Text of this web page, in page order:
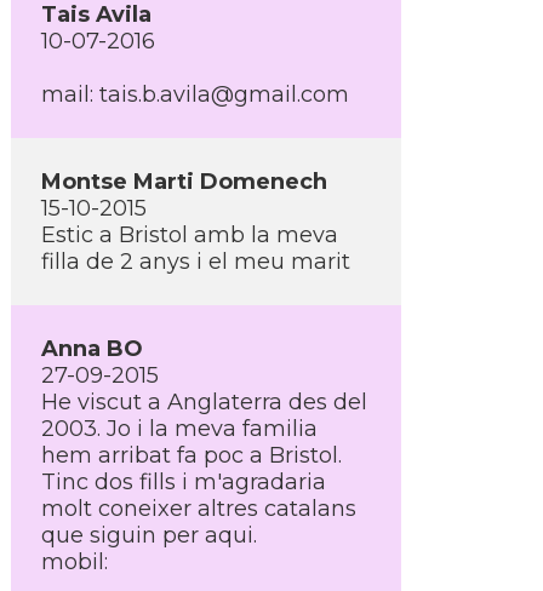
Tais Avila
10-07-2016
mail: tais.b.avila@gmail.com
Montse Marti Domenech
15-10-2015
Estic a Bristol amb la meva
filla de 2 anys i el meu marit
Anna BO
27-09-2015
He viscut a Anglaterra des del
2003. Jo i la meva familia
hem arribat fa poc a Bristol.
Tinc dos fills i m'agradaria
molt coneixer altres catalans
que siguin per aqui.
mobil: